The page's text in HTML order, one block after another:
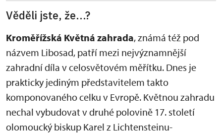
Věděli jste, že...?
Kroměřížská Květná zahrada, známá též pod
názvem Libosad, patří mezi nejvýznamnější
zahradní díla v celosvětovém měřítku. Dnes je
prakticky jediným představitelem takto
komponovaného celku v Evropě. Květnou zahradu
nechal vybudovat v druhé polovině 17. století
olomoucký biskup Karel z Lichtensteinu-